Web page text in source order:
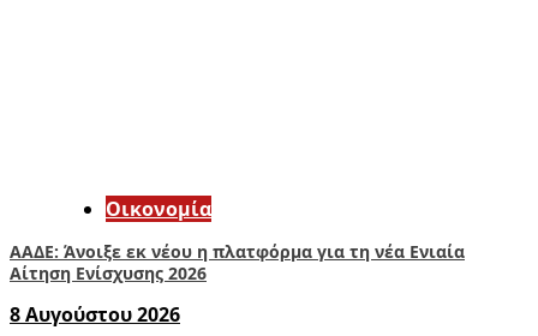
Οικονομία
ΑΑΔΕ: Άνοιξε εκ νέου η πλατφόρμα για τη νέα Ενιαία
Αίτηση Ενίσχυσης 2026
8 Αυγούστου 2026